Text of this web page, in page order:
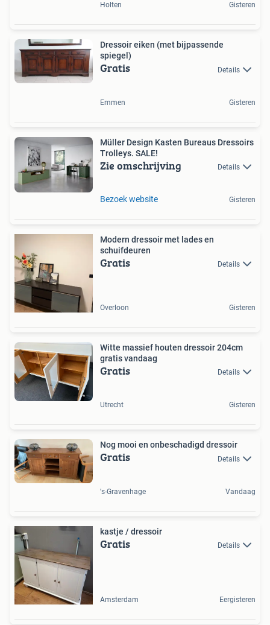
Holten Gisteren
Dressoir eiken (met bijpassende
spiegel)
Gratis Details
Emmen Gisteren
Müller Design Kasten Bureaus Dressoirs
Trolleys. SALE!
Zie omschrijving Details
Bezoek website Gisteren
Modern dressoir met lades en
schuifdeuren
Gratis Details
Overloon Gisteren
Witte massief houten dressoir 204cm
gratis vandaag
Gratis Details
Utrecht Gisteren
Nog mooi en onbeschadigd dressoir
Gratis Details
's-Gravenhage Vandaag
kastje / dressoir
Gratis Details
Amsterdam Eergisteren